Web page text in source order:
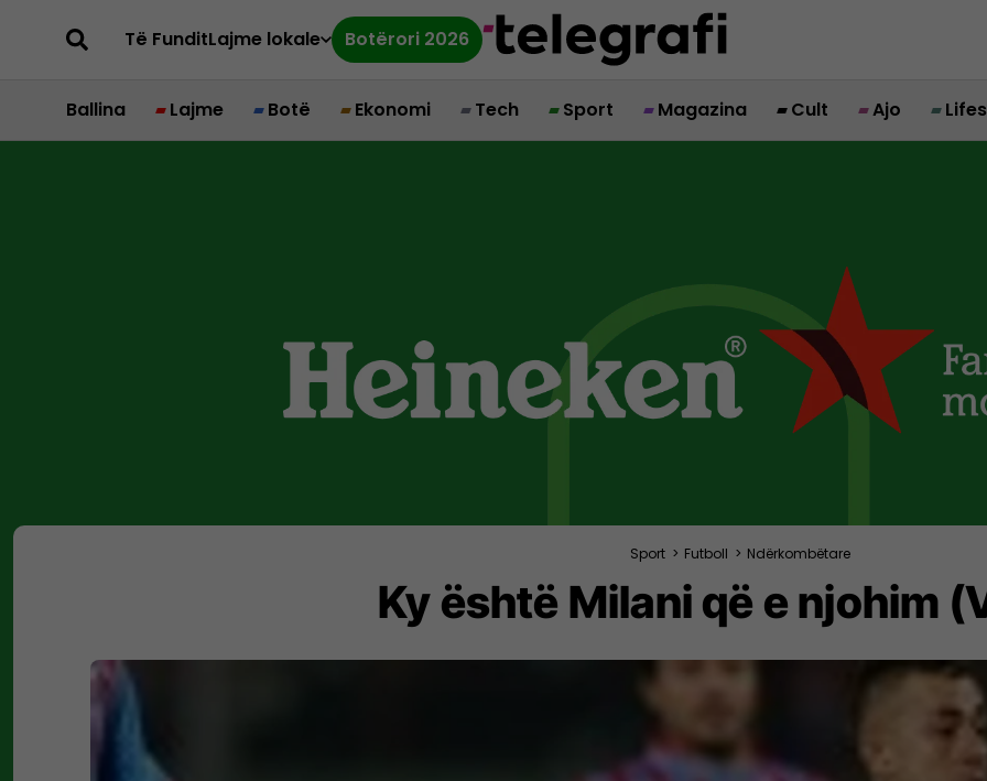
Të FunditLajme lokale Botërori 2026
Ballina Lajme Botë Ekonomi Tech Sport Magazina Cult Ajo
Sport > Futboll > Ndërkombëtare
Ky është Milani që e njohim